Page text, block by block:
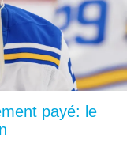
payé: le